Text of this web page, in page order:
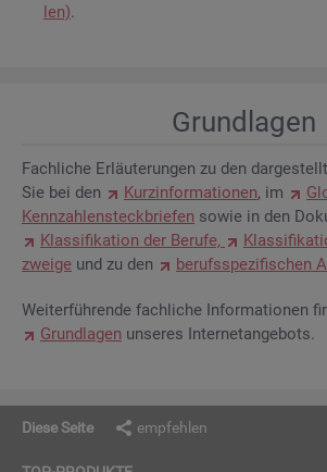
len).
Grund­la­gen
Fach­li­che Er­läu­te­run­gen zu den
Sie bei den
Kurz­in­for­ma­tio­nen, im
Kenn­zah­len­steck­brie­fen sowie in den
Klas­si­fi­ka­ti­on der Be­ru­fe,
zwei­ge und zu den be­rufs­spe­zi­fi­schen
Wei­ter­füh­ren­de fach­li­che In­for­ma­tio­nen
Grund­la­gen un­se­res In­ter­net­an­ge­bots.
Diese Seite empfehlen